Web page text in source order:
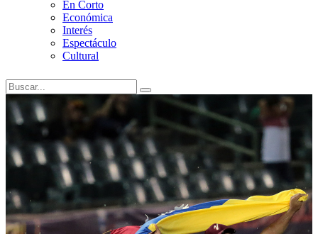
En Corto
Económica
Interés
Espectáculo
Cultural